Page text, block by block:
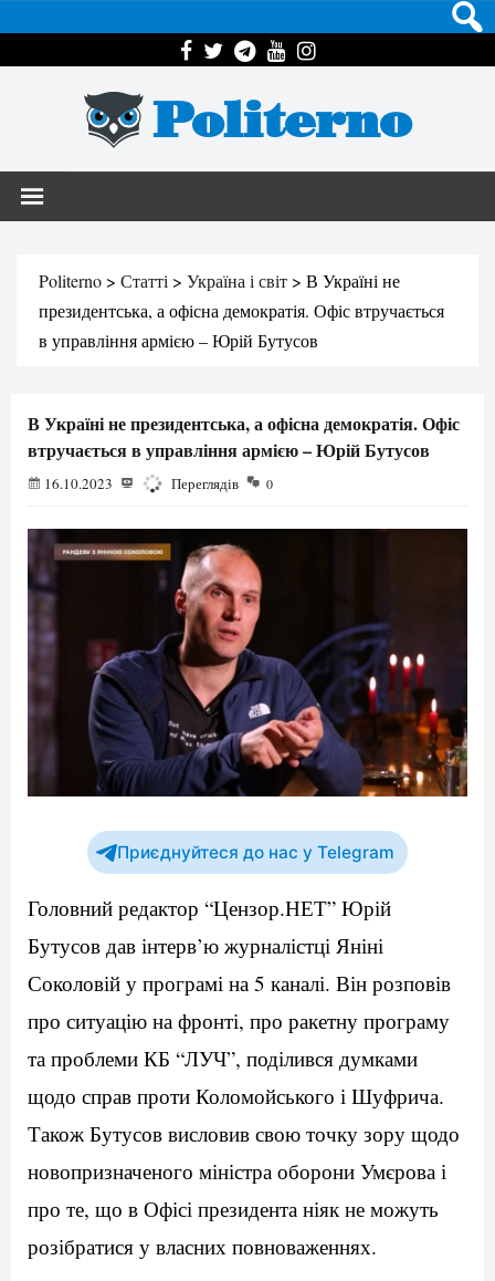
Politerno
Politerno > Статті > Україна і світ > В Україні не
президентська, а офісна демократія. Офіс втручається
в управління армією – Юрій Бутусов
В Україні не президентська, а офісна демократія. Офіс
втручається в управління армією – Юрій Бутусов
16.10.2023 2838 Переглядів 0
Приєднуйтеся до нас у Telegram
Головний редактор “Цензор.НЕТ” Юрій
Бутусов дав інтерв’ю журналістці Яніні
Соколовій у програмі на 5 каналі. Він розповів
про ситуацію на фронті, про ракетну програму
та проблеми КБ “ЛУЧ”, поділився думками
щодо справ проти Коломойського і Шуфрича.
Також Бутусов висловив свою точку зору щодо
новопризначеного міністра оборони Умєрова і
про те, що в Офісі президента ніяк не можуть
розібратися у власних повноваженнях.